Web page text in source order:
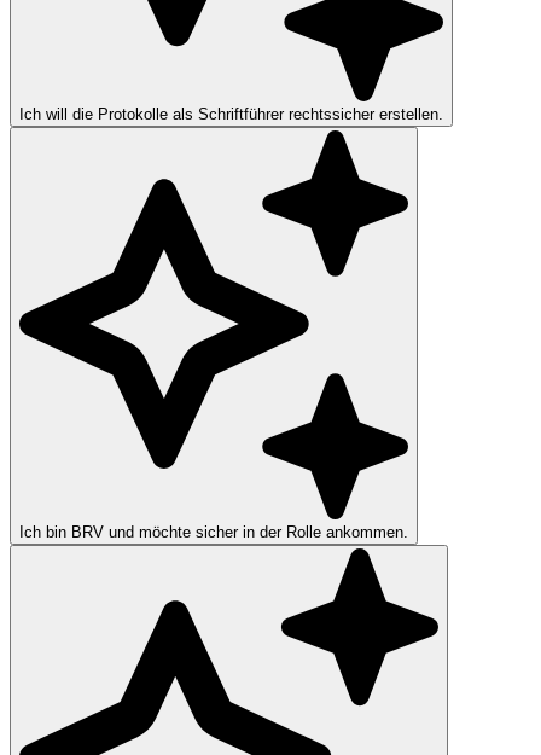
Ich will die Protokolle als Schriftführer rechtssicher erstellen.
Ich bin BRV und möchte sicher in der Rolle ankommen.